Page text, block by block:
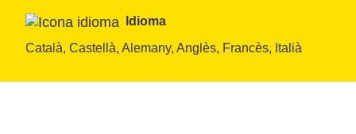
Idioma
Català, Castellà, Alemany, Anglès, Francès, Italià